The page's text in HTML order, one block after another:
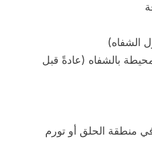
الشفاه)
بالشفاه (عادةً قبل
منطقة الحلق أو تورم